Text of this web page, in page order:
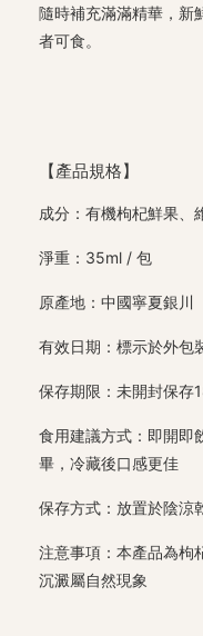
隨時補充滿滿精華，新
者可食。
【產品規格】
成分：有機枸杞鮮果、
淨重：35ml / 包
原產地：中國寧夏銀川
有效日期：標示於外
保存期限：未開封保存
食用建議方式：即開即
畢，冷藏後口感更佳
保存方式：放置於陰涼
注意事項：本產品為枸
沉澱屬自然現象